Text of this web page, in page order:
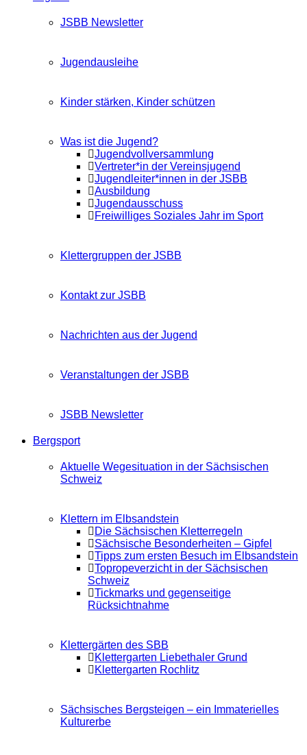
JSBB Newsletter
Jugendausleihe
Kinder stärken, Kinder schützen
Was ist die Jugend?
Jugendvollversammlung
Vertreter*in der Vereinsjugend
Jugendleiter*innen in der JSBB
Ausbildung
Jugendausschuss
Freiwilliges Soziales Jahr im Sport
Klettergruppen der JSBB
Kontakt zur JSBB
Nachrichten aus der Jugend
Veranstaltungen der JSBB
JSBB Newsletter
Bergsport
Aktuelle Wegesituation in der Sächsischen
Schweiz
Klettern im Elbsandstein
Die Sächsischen Kletterregeln
Sächsische Besonderheiten – Gipfel
Tipps zum ersten Besuch im Elbsandstein
Topropeverzicht in der Sächsischen
Schweiz
Tickmarks und gegenseitige
Rücksichtnahme
Klettergärten des SBB
Klettergarten Liebethaler Grund
Klettergarten Rochlitz
Sächsisches Bergsteigen – ein Immaterielles
Kulturerbe